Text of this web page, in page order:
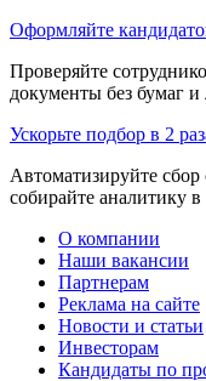
Оформляйте
Проверяйте
документы без бумаг
Ускорьте подбор в 2
Автоматизируйте сбор
собирайте аналитику в
О компании
Наши вакансии
Партнерам
Реклама на сайте
Новости и статьи
Инвесторам
Кандидаты по